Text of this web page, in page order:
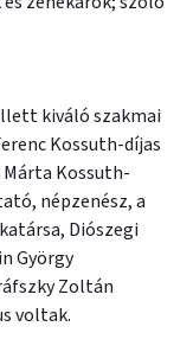
kiváló szakmai
Kossuth-díjas
Márta Kossuth-
népzenész, a
Diószegi
György
Zoltán
voltak.